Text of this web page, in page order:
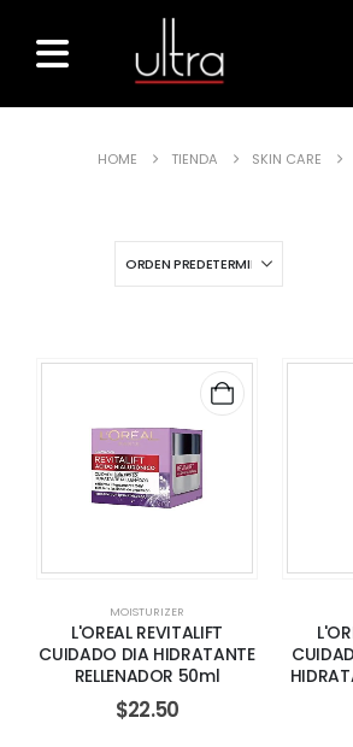
HOME TIENDA SKIN CARE
MOISTURIZER
L'OREAL REVITALIFT
CUIDADO DIA HIDRATANTE
RELLENADOR 50ml
$22.50